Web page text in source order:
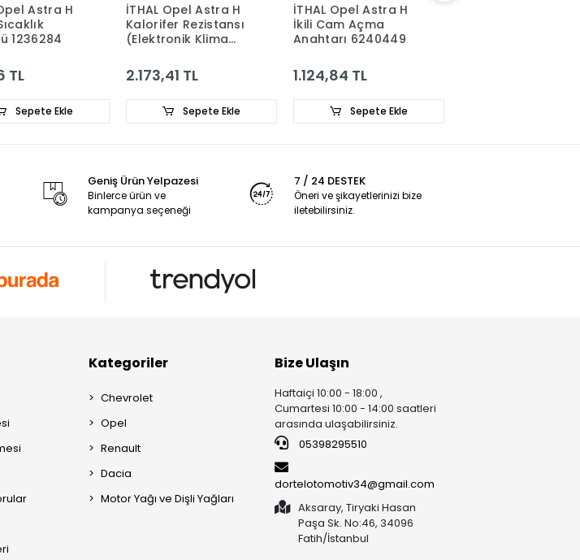
Astra H
1236284
TL
Sepete Ekle
İTHAL Opel Astra H
Kalorifer Rezistansı
(Elektronik Klima
2.173,41 TL
Sepete Ekle
İTHAL Opel Astra H
İkili Cam Açma
Anahtarı 6240449
1.124,84 TL
Sepete Ekle
Geniş Ürün Yelpazesi
Binlerce ürün ve
kampanya seçeneği
7 / 24 DESTEK
Öneri ve şikayetlerinizi bize
iletebilirsiniz.
Kategoriler
Chevrolet
Opel
Renault
Dacia
Motor Yağı ve Dişli Yağları
Bize Ulaşın
Haftaiçi 10:00 - 18:00 ,
Cumartesi 10:00 - 14:00 saatleri
arasında ulaşabilirsiniz.
05398295510
dortelotomotiv34@gmail.com
Aksaray, Tiryaki Hasan
Paşa Sk. No:46, 34096
Fatih/İstanbul